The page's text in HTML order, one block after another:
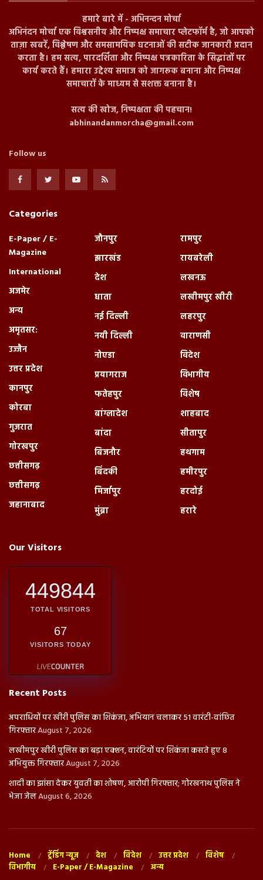
हमारे बारे में - अभिनन्दन मोर्चा
अभिनंदन मोर्चा एक विश्वसनीय और निष्पक्ष समाचार प्लेटफॉर्म है, जो आपको
ताज़ा खबरें, विश्लेषण और समसामयिक घटनाओं की सटीक जानकारी प्रदान
करता है। हम सत्य, पारदर्शिता और निष्पक्ष पत्रकारिता के सिद्धांतों पर
कार्य करते हैं। हमारा उद्देश्य समाज को जागरूक बनाना और निष्पक्ष
समाचारों के माध्यम से सशक्त बनाना है।
सत्य की खोज, निष्पक्षता की पहचान!
abhinandanmorcha@gmail.com
Follow us
Categories
E-Paper / E-
Magazine
International
अजमेर
अन्य
अमृतसर:
उज्जैन
उत्तर प्रदेश
कानपुर
कोरबा
गुजरात
गोरखपुर
छत्तीसगढ़
छत्तीसगढ़
जहानाबाद
जौनपुर
झारखंड
देश
धाता
नई दिल्ली
नयी दिल्ली
नोएडा
प्रयागराज
फतेहपुर
बांग्लादेश
बांदा
बिजनौर
बिंदकी
मिर्जापुर
मुंब्रा
रामपुर
रायबरेली
लखनऊ
लखीमपुर खीरी
लहरपुर
वाराणसी
विदेश
विभागीय
विशेष
शाहबाद
सीतापुर
हथगाम
हमीरपुर
हरदोई
हरारे
Our Visitors
449844
TOTAL VISITORS
67
VISITORS TODAY
Recent Posts
अपराधियों पर खीरी पुलिस का शिकंजा, अभियान चलाकर 51 वारंटी-वांछित
गिरफ्तारAugust 7, 2026
लखीमपुर खीरी पुलिस का बड़ा एक्शन, वारंटियों पर शिकंजा कसते हुए 8
अभियुक्त गिरफ्तारAugust 7, 2026
शादी का झांसा देकर युवती का शोषण, आरोपी गिरफ्तार; गोरखनाथ पुलिस ने
भेजा जेलAugust 6, 2026
Home ट्रेंडिंग न्यूज़ देश विदेश उत्तर प्रदेश
विशेष
विभागीय
E-Paper / E-Magazine अन्य